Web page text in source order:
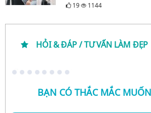
19 1144
HỎI & ĐÁP / TƯ VẤN LÀM ĐẸP
BẠN CÓ THẮC MẮC